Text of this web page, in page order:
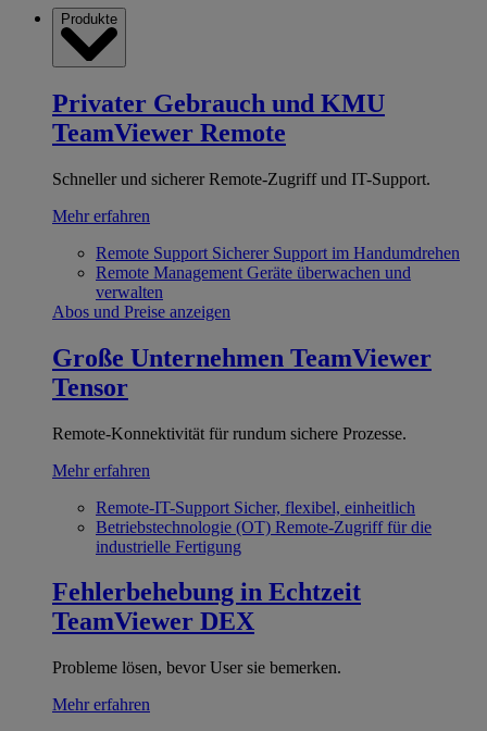
Produkte
Privater Gebrauch und KMU
TeamViewer Remote
Schneller und sicherer Remote-Zugriff und IT-Support.
Mehr erfahren
Remote Support Sicherer Support im Handumdrehen
Remote Management Geräte überwachen und
verwalten
Abos und Preise anzeigen
Große Unternehmen TeamViewer
Tensor
Remote-Konnektivität für rundum sichere Prozesse.
Mehr erfahren
Remote-IT-Support Sicher, flexibel, einheitlich
Betriebstechnologie (OT) Remote-Zugriff für die
industrielle Fertigung
Fehlerbehebung in Echtzeit
TeamViewer DEX
Probleme lösen, bevor User sie bemerken.
Mehr erfahren